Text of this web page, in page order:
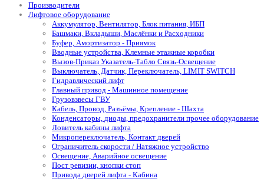
Производители
Лифтовое оборудование
Аккумулятор, Вентилятор, Блок питания, ИБП
Башмаки, Вкладыши, Маслёнки и Расходники
Буфер, Амортизатор - Приямок
Вводные устройства, Клемные этажные коробки
Вызов-Приказ Указатель-Табло Связь-Освещение
Выключатель, Датчик, Переключатель, LIMIT SWITCH
Гидравлический лифт
Главный привод - Машинное помещение
Грузовзвесы ГВУ
Кабель, Провод, Разъёмы, Крепление - Шахта
Конденсаторы, диоды, предохранители прочее оборудование
Ловитель кабины лифта
Микропереключатель, Контакт дверей
Ограничитель скорости / Натяжное устройство
Освещение, Аварийное освещение
Пост ревизии, кнопки стоп
Привода дверей лифта - Кабина